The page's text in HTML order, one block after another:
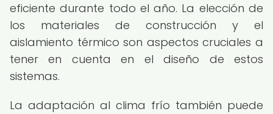
eficiente durante todo el año. La elección de
los materiales de construcción y el
aislamiento térmico son aspectos cruciales a
tener en cuenta en el diseño de estos
sistemas.
La adaptación al clima frío también puede